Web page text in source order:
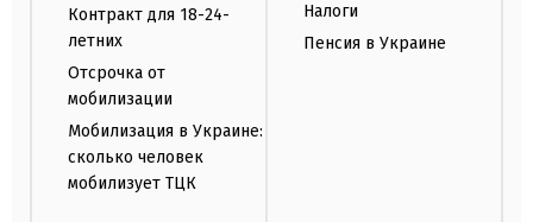
Контракт для 18-24-
летних
Отсрочка от
мобилизации
Мобилизация в Украине:
сколько человек
мобилизует ТЦК
Налоги
Пенсия в Украине